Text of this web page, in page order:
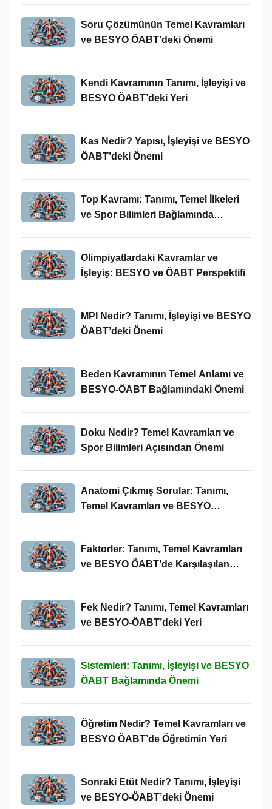
Soru Çözümünün Temel Kavramları
ve BESYO ÖABT’deki Önemi
Kendi Kavramının Tanımı, İşleyişi ve
BESYO ÖABT’deki Yeri
Kas Nedir? Yapısı, İşleyişi ve BESYO
ÖABT’deki Önemi
Top Kavramı: Tanımı, Temel İlkeleri
ve Spor Bilimleri Bağlamında
Olimpiyatlardaki Kavramlar ve
İşleyiş: BESYO ve ÖABT Perspektifi
MPI Nedir? Tanımı, İşleyişi ve BESYO
ÖABT’deki Önemi
Beden Kavramının Temel Anlamı ve
BESYO-ÖABT Bağlamındaki Önemi
Doku Nedir? Temel Kavramları ve
Spor Bilimleri Açısından Önemi
Anatomi Çıkmış Sorular: Tanımı,
Temel Kavramları ve BESYO
Faktorler: Tanımı, Temel Kavramları
ve BESYO ÖABT’de Karşılaşılan
Fek Nedir? Tanımı, Temel Kavramları
ve BESYO-ÖABT’deki Yeri
Sistemleri: Tanımı, İşleyişi ve BESYO
ÖABT Bağlamında Önemi
Öğretim Nedir? Temel Kavramları ve
BESYO ÖABT’de Öğretimin Yeri
Sonraki Etüt Nedir? Tanımı, İşleyişi
ve BESYO-ÖABT’deki Önemi